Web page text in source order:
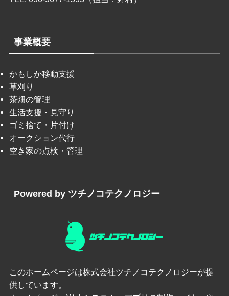
事業概要
かもしか移動支援
草刈り
茶畑の管理
生活支援・見守り
ゴミ捨て・片付け
オークション代行
空き家の点検・管理
Powered by ツチノコテクノロジー
このホームページは株式会社ツチノコテクノロジーが提
供しています。